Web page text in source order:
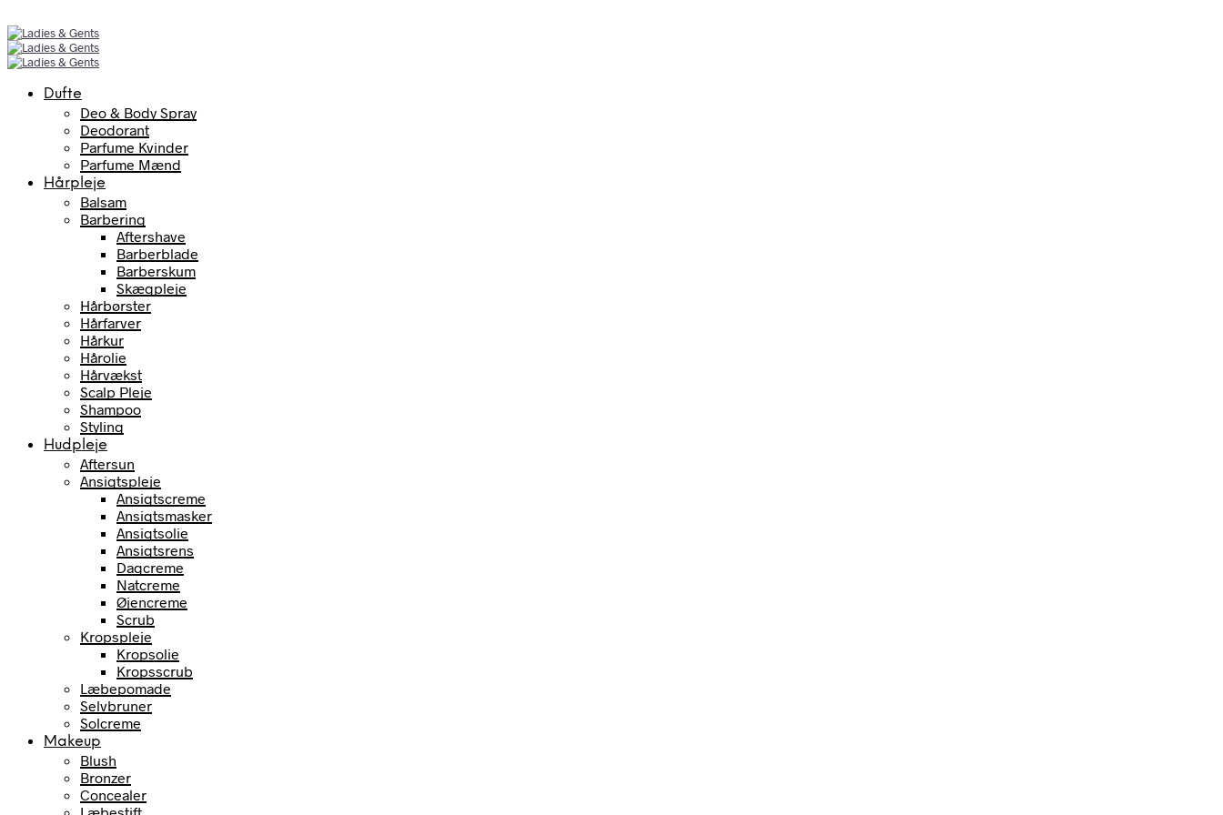
Dufte
Deo & Body Spray
Deodorant
Parfume Kvinder
Parfume Mænd
Hårpleje
Balsam
Barbering
Aftershave
Barberblade
Barberskum
Skægpleje
Hårbørster
Hårfarver
Hårkur
Hårolie
Hårvækst
Scalp Pleje
Shampoo
Styling
Hudpleje
Aftersun
Ansigtspleje
Ansigtscreme
Ansigtsmasker
Ansigtsolie
Ansigtsrens
Dagcreme
Natcreme
Øjencreme
Scrub
Kropspleje
Kropsolie
Kropsscrub
Læbepomade
Selvbruner
Solcreme
Makeup
Blush
Bronzer
Concealer